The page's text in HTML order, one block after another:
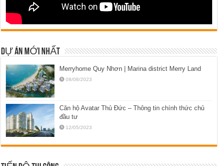
DỰ ÁN MỚI NHẤT
Merryhome Quy Nhơn | Marina district Merry Land
08/08/2023
Căn hộ Avatar Thủ Đức – Thông tin chính thức chủ
đầu tư
12/05/2023